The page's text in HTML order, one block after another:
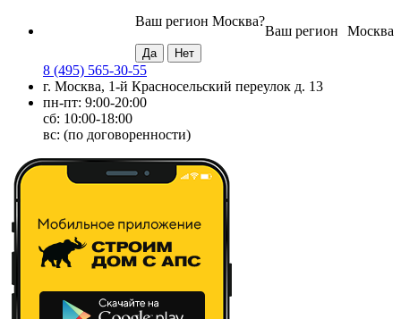
Москва
Ваш регион
Ваш регион Москва?
8 (495) 565-30-55
г. Москва, 1-й Красносельский переулок д. 13
пн-пт: 9:00-20:00
сб: 10:00-18:00
вс: (по договоренности)